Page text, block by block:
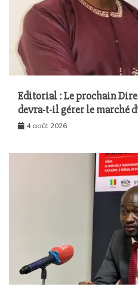
Editorial : Le prochain
devra-t-il gérer le marché
4 août 2026